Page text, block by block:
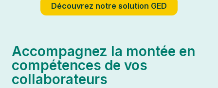
Découvrez notre solution GED
Accompagnez la montée en
compétences de vos
collaborateurs